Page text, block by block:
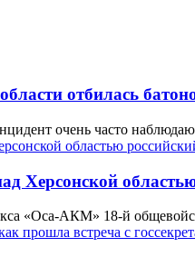
отбилась
очень часто
Херсонской
«Оса-АКМ» 18-й